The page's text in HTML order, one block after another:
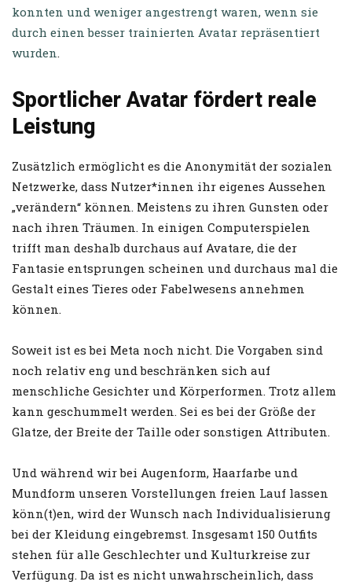
konnten und weniger angestrengt waren, wenn sie
durch einen besser trainierten Avatar repräsentiert
wurden.
Sportlicher Avatar fördert reale
Leistung
Zusätzlich ermöglicht es die Anonymität der sozialen
Netzwerke, dass Nutzer*innen ihr eigenes Aussehen
„verändern“ können. Meistens zu ihren Gunsten oder
nach ihren Träumen. In einigen Computerspielen
trifft man deshalb durchaus auf Avatare, die der
Fantasie entsprungen scheinen und durchaus mal die
Gestalt eines Tieres oder Fabelwesens annehmen
können.
Soweit ist es bei Meta noch nicht. Die Vorgaben sind
noch relativ eng und beschränken sich auf
menschliche Gesichter und Körperformen. Trotz allem
kann geschummelt werden. Sei es bei der Größe der
Glatze, der Breite der Taille oder sonstigen Attributen.
Und während wir bei Augenform, Haarfarbe und
Mundform unseren Vorstellungen freien Lauf lassen
könn(t)en, wird der Wunsch nach Individualisierung
bei der Kleidung eingebremst. Insgesamt 150 Outfits
stehen für alle Geschlechter und Kulturkreise zur
Verfügung. Da ist es nicht unwahrscheinlich, dass